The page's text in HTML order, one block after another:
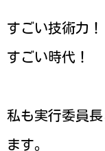
すごい技術力！
すごい時代！
私も実行委員
ます。